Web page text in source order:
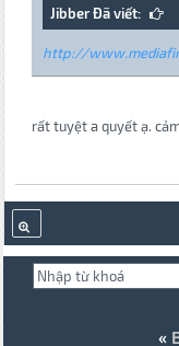
Jibber Đã viết:
http://
rất tuyệt a quyết ạ.
«